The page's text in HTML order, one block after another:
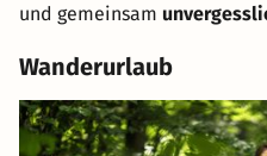
und gemeinsam
Wanderurlaub